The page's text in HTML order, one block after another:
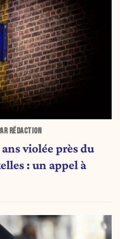
RÉDACTION
violée près du
: un appel à